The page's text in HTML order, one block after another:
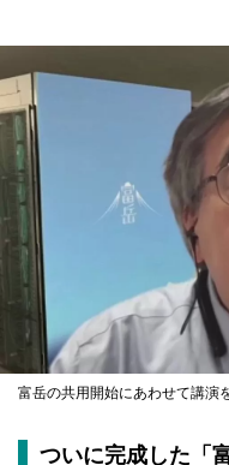
富岳の共用開始にあわせて講演
ついに完成した「